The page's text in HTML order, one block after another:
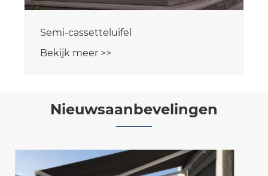
Opklapbare armluifel
Bekijk meer >>
Nieuwsaanbevelingen